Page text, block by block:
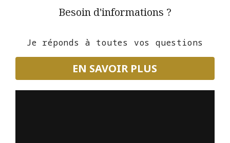
Besoin d'informations ?
Je réponds à toutes vos questions
EN SAVOIR PLUS